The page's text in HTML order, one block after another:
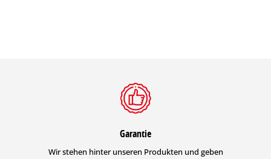
Garantie
Wir stehen hinter unseren Produkten und geben